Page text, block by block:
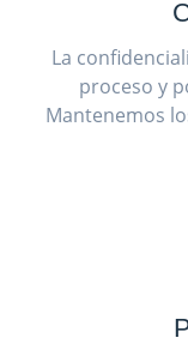
La
proceso y
Mantenemos